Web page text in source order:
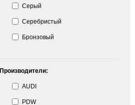
Серый
Серебристый
Бронзовый
Производители:
AUDI
PDW